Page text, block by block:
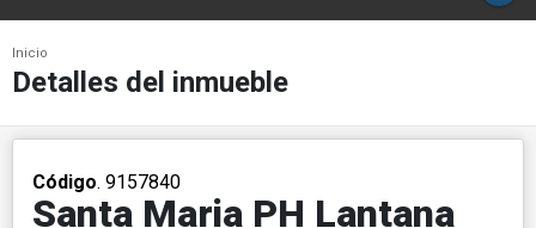
Inicio
Detalles del inmueble
Código. 9157840
Santa Maria PH Lantana